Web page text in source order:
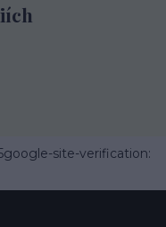
site-verification: